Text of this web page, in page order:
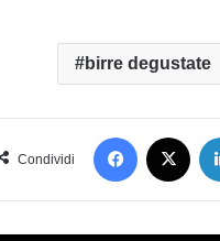
birre degustate
Condividi
Facebook